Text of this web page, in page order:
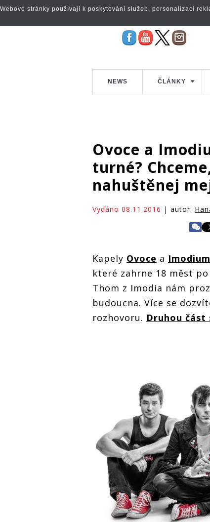
NEWS ČLÁNKY
Ovoce a
turné?
nahuštěnej
Vydáno 08.11.2016 | autor:
Kapely Ovoce a Imodium
které zahrne 18 měst
Thom z Imodia nám
budoucna. Více se
rozhovoru. Druhou
Webové stránky používají k poskytování služeb, personalizaci